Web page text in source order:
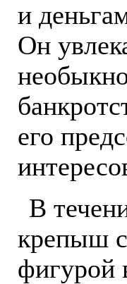
и
Он
его
В
крепыш
фигурой